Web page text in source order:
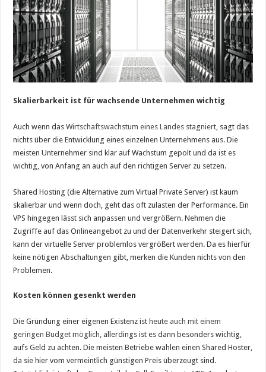
Skalierbarkeit ist für wachsende Unternehmen wichtig
Auch wenn dasWirtschaftswachstum eines Landes stagniert , sagt das
nichts über die Entwicklung eines einzelnen Unternehmens aus. Die
meisten Unternehmer sind klar auf Wachstum gepolt und da ist es
wichtig, von Anfang an auch auf den richtigen Server zu setzen.
Shared Hosting (die Alternative zum Virtual Private Server) ist kaum
skalierbar und wenn doch, geht das oft zulasten der Performance. Ein
VPS hingegen lässt sich anpassen und vergrößern. Nehmen die
Zugriffe auf das Onlineangebot zu und der Datenverkehr steigert sich,
kann der virtuelle Server problemlos vergrößert werden. Da es hierfür
keine nötigen Abschaltungen gibt, merken die Kunden nichts von den
Problemen.
Kosten können gesenkt werden
Die Gründung einer eigenen Existenz ist heute auch mit einem
geringen Budget möglich , allerdings ist es dann besonders wichtig,
aufs Geld zu achten. Die meisten Betriebe wählen einen Shared Hoster,
da sie hier vom vermeintlich günstigen Preis überzeugt sind.